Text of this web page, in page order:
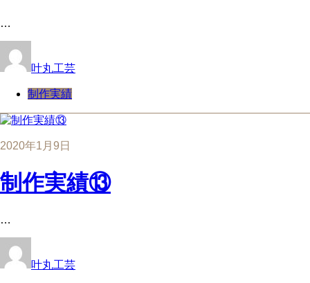
…
叶丸工芸
制作実績
2020年1月9日
制作実績⑬
…
叶丸工芸